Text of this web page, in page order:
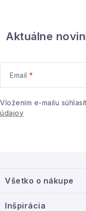
Aktuálne
Email
Vložením e-mailu
údajov
p
ä
Všetko o nákupe
Inšpirácia